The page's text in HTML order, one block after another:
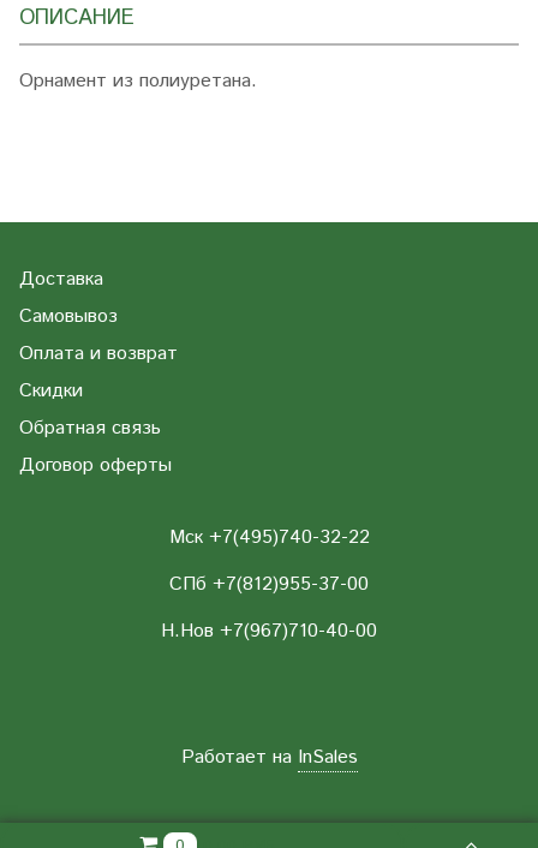
ОПИСАНИЕ
Орнамент из полиуретана.
Доставка
Самовывоз
Оплата и возврат
Скидки
Обратная связь
Договор оферты
Мск +7(495)740-32-22
СПб +7(812)955-37-00
Н.Нов +7(967)710-40-00
Работает на InSales